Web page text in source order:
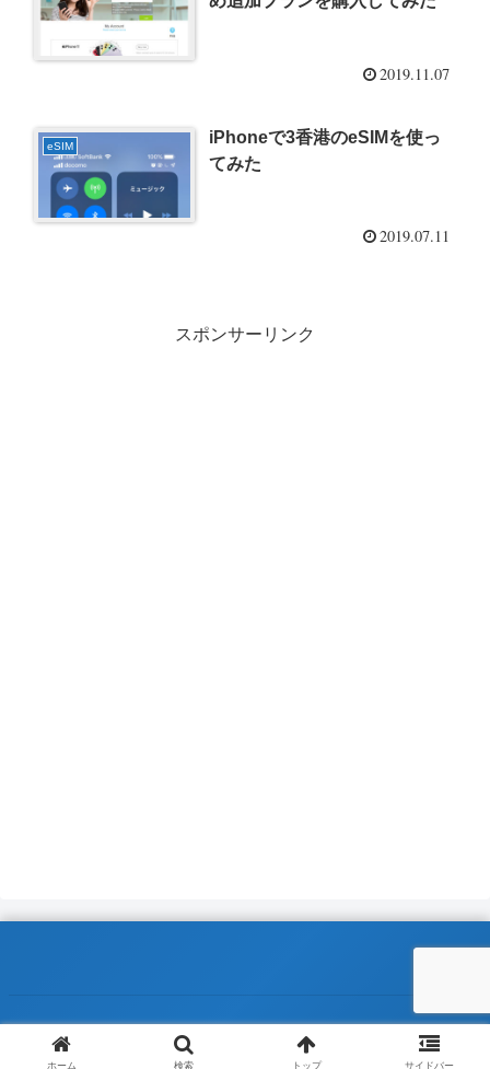
2019.11.07
eSIM
iPhoneで3香港のeSIMを使っ
てみた
2019.07.11
スポンサーリンク
© 2014-2026 Just another memorandum.
ホーム 検索 トップ サイドバー